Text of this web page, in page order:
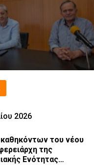
2026
του νέου
της
Ενότητας